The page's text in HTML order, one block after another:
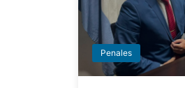
Penales